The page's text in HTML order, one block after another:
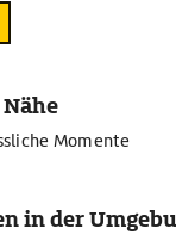
Momente
in der